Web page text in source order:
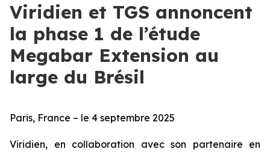
Viridien et TGS annoncent
la phase 1 de l’étude
Megabar Extension au
large du Brésil
Paris, France – le 4 septembre 2025
Viridien, en collaboration avec son partenaire en